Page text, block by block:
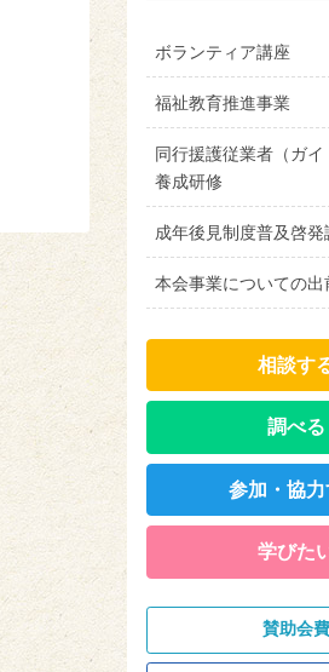
ボランティア講座
福祉教育推進事業
同行援護従業者（ガイ
養成研修
成年後見制度普及啓発
本会事業についての出
相談す
調べる
参加・協力
学びた
賛助会費